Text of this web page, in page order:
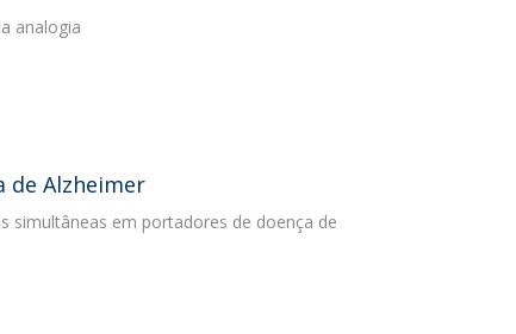
analogia
de Alzheimer
simultâneas em portadores de doença de